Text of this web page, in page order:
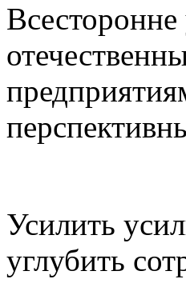
Усилить
углубить